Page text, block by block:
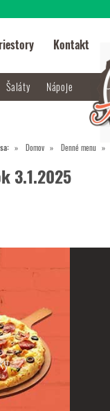
Domov Denné menu
3.1.2025
Kontakt
Šaláty Nápoje